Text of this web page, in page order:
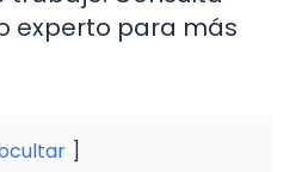
experto para más